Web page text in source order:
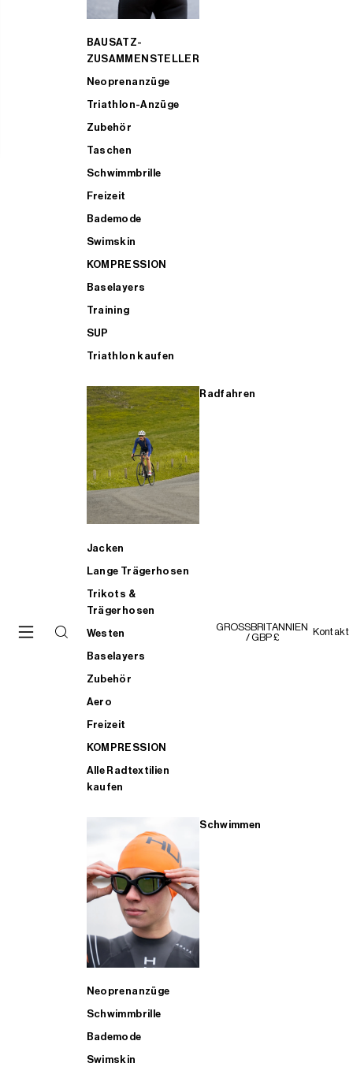
BAUSATZ-
ZUSAMMENSTELLER
Neoprenanzüge
Triathlon-Anzüge
Zubehör
Taschen
Schwimmbrille
Freizeit
Bademode
Swimskin
KOMPRESSION
Baselayers
Training
SUP
Triathlon kaufen
Radfahren
Jacken
Lange Trägerhosen
Trikots &
Trägerhosen
Westen
Baselayers
Zubehör
Aero
Freizeit
KOMPRESSION
Alle Radtextilien
kaufen
Schwimmen
Neoprenanzüge
Schwimmbrille
Bademode
Swimskin
GROSSBRITANNIEN
/ GBP £
Kontakt